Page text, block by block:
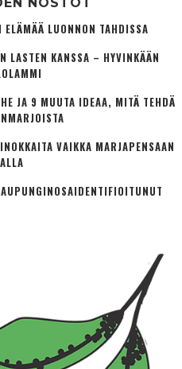
LUONNON TAHDISSA
LASTEN KANSSA – HYVINKÄÄN
JA 9 MUUTA IDEAA, MITÄ TEHDÄ
VAIKKA MARJAPENSAAN
ALLA